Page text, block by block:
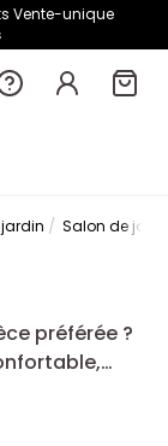
Vente-unique
Salon de
préférée ?
apéritifs,